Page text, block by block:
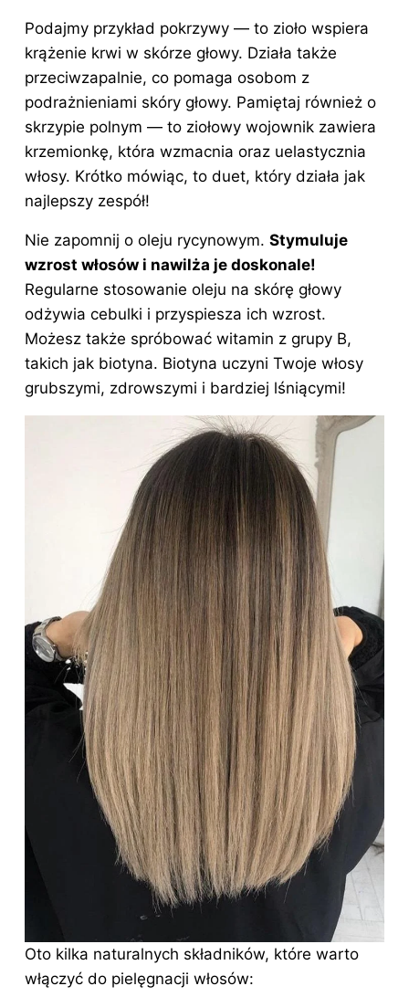
Podajmy przykład pokrzywy — to zioło wspiera
krążenie krwi w skórze głowy. Działa także
przeciwzapalnie, co pomaga osobom z
podrażnieniami skóry głowy. Pamiętaj również o
skrzypie polnym — to ziołowy wojownik zawiera
krzemionkę, która wzmacnia oraz uelastycznia
włosy. Krótko mówiąc, to duet, który działa jak
najlepszy zespół!
Nie zapomnij o oleju rycynowym. Stymuluje
wzrost włosów i nawilża je doskonale!
Regularne stosowanie oleju na skórę głowy
odżywia cebulki i przyspiesza ich wzrost.
Możesz także spróbować witamin z grupy B,
takich jak biotyna. Biotyna uczyni Twoje włosy
grubszymi, zdrowszymi i bardziej lśniącymi!
Oto kilka naturalnych składników, które warto
włączyć do pielęgnacji włosów: